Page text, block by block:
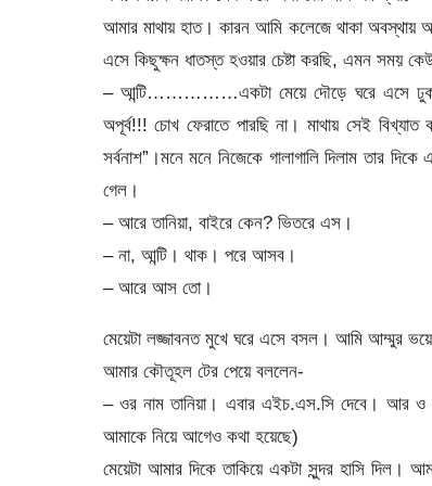
আমার মাথায় হাত। কারন আমি কলেজে থাকা অবস্থায়
এসে কিছুক্ষন ধাতস্ত হওয়ার চেষ্টা করছি, এমন সময়
– আন্টি……………একটা মেয়ে দৌড়ে ঘরে এসে
অপূর্ব!!! চোখ ফেরাতে পারছি না। মাথায় সেই
সর্বনাশ”।মনে মনে নিজেকে গালাগালি দিলাম তার
গেল।
– আরে তানিয়া, বাইরে কেন? ভিতরে এস।
– না, আন্টি। থাক। পরে আসব।
– আরে আস তো।
মেয়েটা লজ্জাবনত মুখে ঘরে এসে বসল। আমি আম্মুর
আমার কৌতূহল টের পেয়ে বললেন-
– ওর নাম তানিয়া। এবার এইচ.এস.সি দেবে। আর
আমাকে নিয়ে আগেও কথা হয়েছে)
মেয়েটা আমার দিকে তাকিয়ে একটা সুন্দর হাসি দিল।